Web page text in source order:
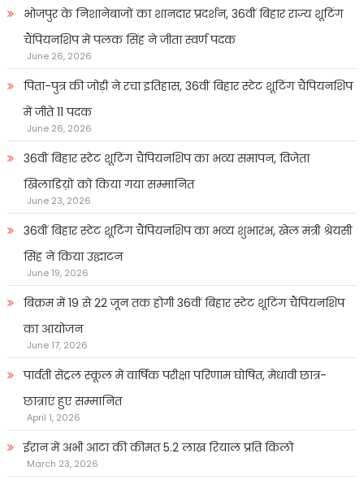
भोजपुर के निशानेबाजों का शानदार प्रदर्शन, 36वीं बिहार राज्य शूटिंग
चैंपियनशिप में पलक सिंह ने जीता स्वर्ण पदक
June 26, 2026
पिता-पुत्र की जोड़ी ने रचा इतिहास, 36वीं बिहार स्टेट शूटिंग चैंपियनशिप
में जीते 11 पदक
June 26, 2026
36वीं बिहार स्टेट शूटिंग चैंपियनशिप का भव्य समापन, विजेता
खिलाडिय़ों को किया गया सम्मानित
June 23, 2026
36वीं बिहार स्टेट शूटिंग चैंपियनशिप का भव्य शुभारंभ, खेल मंत्री श्रेयसी
सिंह ने किया उद्घाटन
June 19, 2026
बिक्रम में 19 से 22 जून तक होगी 36वीं बिहार स्टेट शूटिंग चैंपियनशिप
का आयोजन
June 17, 2026
पार्वती सेंट्रल स्कूल में वार्षिक परीक्षा परिणाम घोषित, मेधावी छात्र-
छात्राएं हुए सम्मानित
April 1, 2026
ईरान में अभी आटा की कीमत 5.2 लाख रियाल प्रति किलो
March 23, 2026